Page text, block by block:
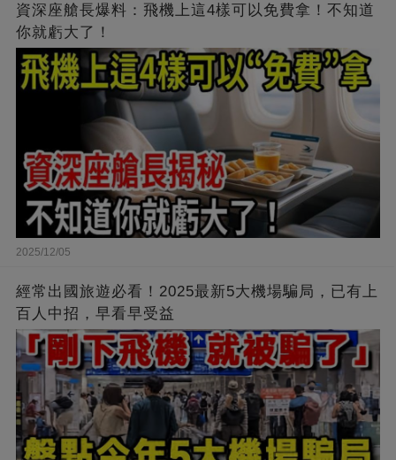
資深座艙長爆料：飛機上這4樣可以免費拿！不知道
你就虧大了！
2025/12/05
經常出國旅遊必看！2025最新5大機場騙局，已有上
百人中招，早看早受益